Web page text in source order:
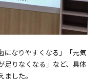
になりやすくなる」「元気
足りなくなる」など、具体
した。